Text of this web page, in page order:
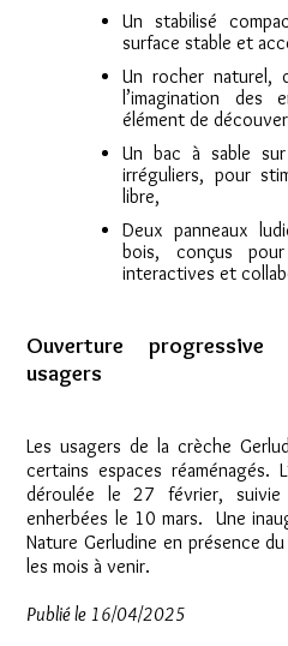
Un stabilisé
surface stable et
Un rocher naturel,
l’imagination
élément de
Un bac à sable
irréguliers, pour
libre,
Deux panneaux
bois, conçus
interactives et
Ouverture
usagers
Les usagers de la crèche
certains espaces réaménagés.
déroulée le 27 février, suivie
enherbées le 10 mars. Une
Nature Gerludine en présence
les mois à venir.
Publié le 16/04/2025